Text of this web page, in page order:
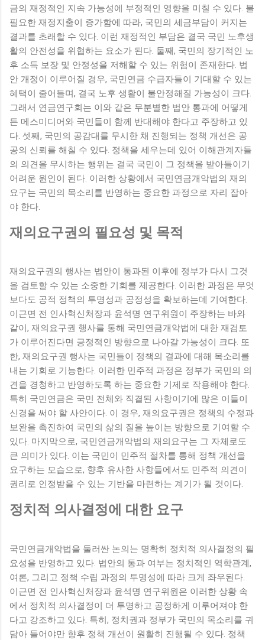
금의 재정적인 지속 가능성에 부정적인 영향을 미칠 수 있다. 불
필요한 재정지출이 증가함에 따라, 국민의 세금부담이 커지는
결과를 초래할 수 있다. 이런 재정적인 부담은 결국 국민 노후생
활의 안전성을 위협하는 요소가 된다. 둘째, 국민의 장기적인 노
후 소득 보장 및 안정성을 저해할 수 있는 위험이 존재한다. 법
안 개정이 이루어질 경우, 국민연금 수급자들이 기대할 수 있는
혜택이 줄어들며, 결국 노후 생활이 불안정해질 가능성이 크다.
그래서 연금연구회는 이와 같은 무분별한 법안 통과에 어떻게
든 메스미디어와 국민들이 함께 반대해야 한다고 주장하고 있
다. 셋째, 국민의 공감대를 무시한 채 진행되는 정책 개선은 공
공의 신뢰를 해칠 수 있다. 정책을 세우는데 있어 이해관계자들
의 의견을 무시하는 행위는 결국 국민이 그 정책을 받아들이기
어려운 원인이 된다. 이러한 상황에서 국민연금개악법의 재의
요구는 국민의 목소리를 반영하는 중요한 과정으로 자리 잡아
야 한다.
재의요구권의 필요성 및 목적
재의요구권의 행사는 법안이 통과된 이후에 정부가 다시 그것
을 검토할 수 있는 소중한 기회를 제공한다. 이러한 과정은 무엇
보다도 공적 정책의 투명성과 공정성을 확보하는데 기여한다.
이근면 전 인사혁신처장과 윤석명 연구위원이 주장하는 바와
같이, 재의요구권 행사를 통해 국민연금개악법에 대한 재검토
가 이루어진다면 긍정적인 방향으로 나아갈 가능성이 크다. 또
한, 재의요구권 행사는 국민들이 정책의 결과에 대해 목소리를
내는 기회로 기능한다. 이러한 민주적 과정은 정부가 국민의 의
견을 경청하고 반영하도록 하는 중요한 기제로 작용해야 한다.
특히 국민연금은 국민 전체와 직결된 사항이기에 많은 이들이
신경을 써야 할 사안이다. 이 경우, 재의요구권은 정책의 수정과
보완을 촉진하여 국민의 삶의 질을 높이는 방향으로 기여할 수
있다. 마지막으로, 국민연금개악법의 재의요구는 그 자체로도
큰 의미가 있다. 이는 국민이 민주적 절차를 통해 정책 개선을
요구하는 모습으로, 향후 유사한 사항들에서도 민주적 의견이
권리로 인정받을 수 있는 기반을 마련하는 계기가 될 것이다.
정치적 의사결정에 대한 요구
국민연금개악법을 둘러싼 논의는 명확히 정치적 의사결정의 필
요성을 반영하고 있다. 법안의 통과 여부는 정치적인 역학관계,
여론, 그리고 정책 수립 과정의 투명성에 따라 크게 좌우된다.
이근면 전 인사혁신처장과 윤석명 연구위원은 이러한 상황 속
에서 정치적 의사결정이 더 투명하고 공정하게 이루어져야 한
다고 강조하고 있다. 특히, 정치권과 정부가 국민의 목소리를 귀
담아 들어야만 향후 정책 개선이 원활히 진행될 수 있다. 정책